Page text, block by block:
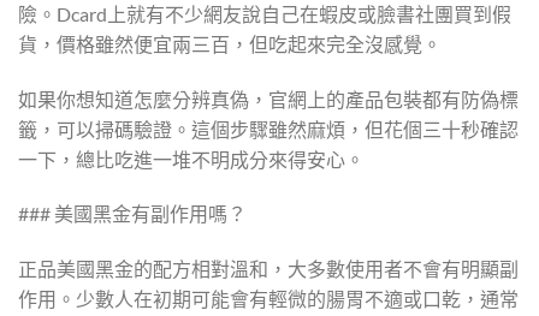
險。Dcard上就有不少網友說自己在蝦皮或臉書社團買到假
貨，價格雖然便宜兩三百，但吃起來完全沒感覺。
如果你想知道怎麼分辨真偽，官網上的產品包裝都有防偽標
籤，可以掃碼驗證。這個步驟雖然麻煩，但花個三十秒確認
一下，總比吃進一堆不明成分來得安心。
### 美國黑金有副作用嗎？
正品美國黑金的配方相對溫和，大多數使用者不會有明顯副
作用。少數人在初期可能會有輕微的腸胃不適或口乾，通常